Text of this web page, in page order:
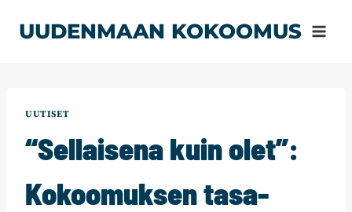
sisältöön
UUDENMAAN KOKOOMUS
UUTISET
“Sellaisena kuin olet”:
Kokoomuksen tasa-